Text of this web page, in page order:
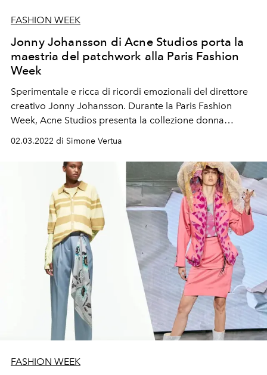
FASHION WEEK
Jonny Johansson di Acne Studios porta la
maestria del patchwork alla Paris Fashion
Week
Sperimentale e ricca di ricordi emozionali del direttore
creativo Jonny Johansson. Durante la Paris Fashion
Week, Acne Studios presenta la collezione donna
Autunno Inverno 2022-23.
02.03.2022 di Simone Vertua
FASHION WEEK